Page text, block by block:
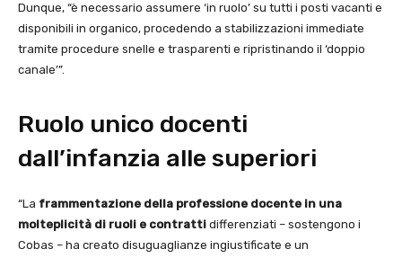
Dunque, “è necessario assumere ‘in ruolo’ su tutti i posti vacanti e
disponibili in organico, procedendo a stabilizzazioni immediate
tramite procedure snelle e trasparenti e ripristinando il ‘doppio
canale’”.
Ruolo unico docenti
dall’infanzia alle superiori
“La frammentazione della professione docente in una
molteplicità di ruoli e contratti differenziati – sostengono i
Cobas – ha creato disuguaglianze ingiustificate e un